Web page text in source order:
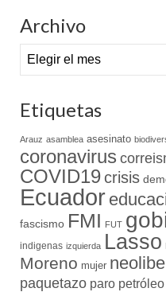
Archivo
Archivo
Etiquetas
Arauz asamblea asesinato
coronavirus
COVID19crisis
Ecuador
fascismo FMI FUT
indigenas izquierda Lasso
Moreno mujer
paquetazo paro petróleo